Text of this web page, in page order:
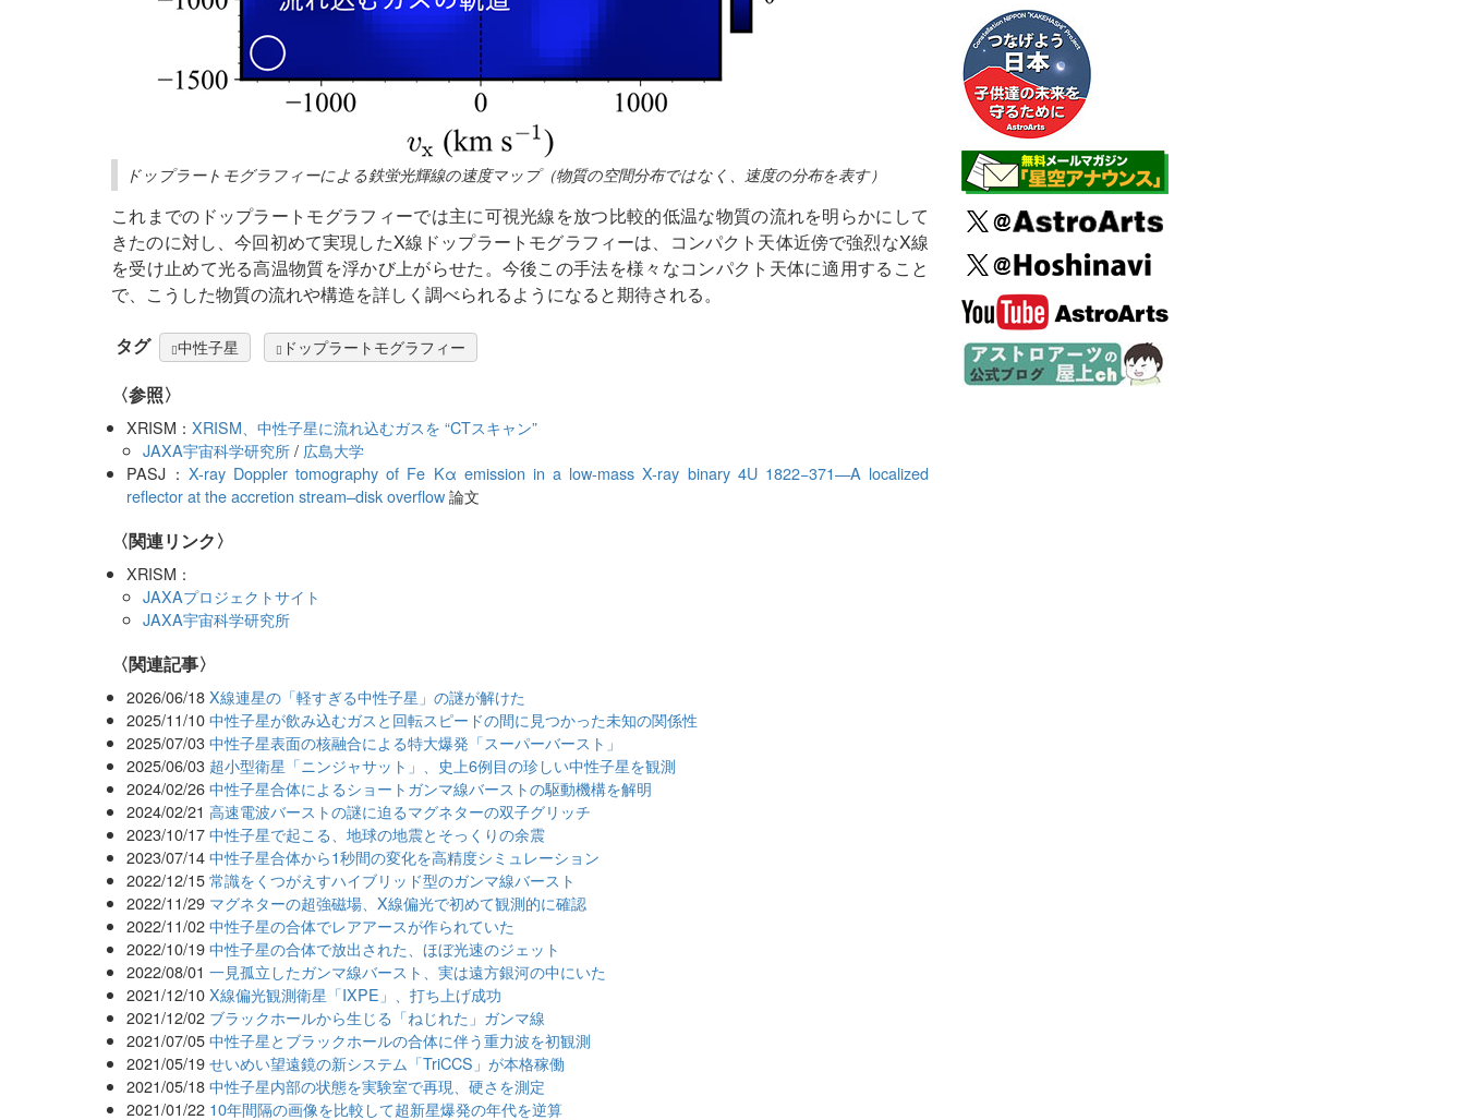
ドップラートモグラフィーによる鉄蛍光輝線の速度マップ（物質の空間分布ではなく、速度の分布を表す）
これまでのドップラートモグラフィーでは主に可視光線を放つ比較的低温な物質の流れを明らかにして
きたのに対し、今回初めて実現したX線ドップラートモグラフィーは、コンパクト天体近傍で強烈なX線
を受け止めて光る高温物質を浮かび上がらせた。今後この手法を様々なコンパクト天体に適用すること
で、こうした物質の流れや構造を詳しく調べられるようになると期待される。
タグ 中性子星 ドップラートモグラフィー
〈参照〉
XRISM：XRISM、中性子星に流れ込むガスを “CTスキャン”
JAXA宇宙科学研究所/ 広島大学
PASJ： X-ray Doppler tomography of Fe Kα emission in a low-mass X-ray binary 4U 1822−371—A localized
reflector at the accretion stream–disk overflow論文
〈関連リンク〉
XRISM：
JAXAプロジェクトサイト
JAXA宇宙科学研究所
関連記事
2026/06/18 X線連星の「軽すぎる中性子星」の謎が解けた
2025/11/10 中性子星が飲み込むガスと回転スピードの間に見つかった未知の関係性
2025/07/03 中性子星表面の核融合による特大爆発「スーパーバースト」
2025/06/03 超小型衛星「ニンジャサット」、史上6例目の珍しい中性子星を観測
2024/02/26 中性子星合体によるショートガンマ線バーストの駆動機構を解明
2024/02/21 高速電波バーストの謎に迫るマグネターの双子グリッチ
2023/10/17 中性子星で起こる、地球の地震とそっくりの余震
2023/07/14 中性子星合体から1秒間の変化を高精度シミュレーション
2022/12/15 常識をくつがえすハイブリッド型のガンマ線バースト
2022/11/29 マグネターの超強磁場、X線偏光で初めて観測的に確認
2022/11/02 中性子星の合体でレアアースが作られていた
2022/10/19 中性子星の合体で放出された、ほぼ光速のジェット
2022/08/01 一見孤立したガンマ線バースト、実は遠方銀河の中にいた
2021/12/10 X線偏光観測衛星「IXPE」、打ち上げ成功
2021/12/02 ブラックホールから生じる「ねじれた」ガンマ線
2021/07/05 中性子星とブラックホールの合体に伴う重力波を初観測
2021/05/19 せいめい望遠鏡の新システム「TriCCS」が本格稼働
2021/05/18 中性子星内部の状態を実験室で再現、硬さを測定
2021/01/22 10年間隔の画像を比較して超新星爆発の年代を逆算